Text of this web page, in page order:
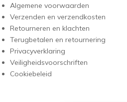
Algemene voorwaarden
Verzenden en verzendkosten
Retourneren en klachten
Terugbetalen en retournering
Privacyverklaring
Veiligheidsvoorschriften
Cookiebeleid